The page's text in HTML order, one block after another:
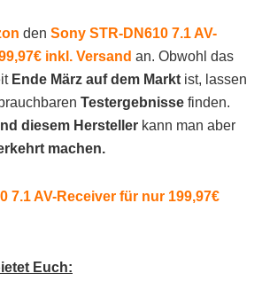
den Sony STR-DN610 7.1 AV-
inkl. Versand an. Obwohl das
Ende März auf dem Markt ist, lassen
Testergebnisse finden.
diesem Hersteller kann man aber
machen.
7.1 AV-Receiver für nur 199,97€
Euch: